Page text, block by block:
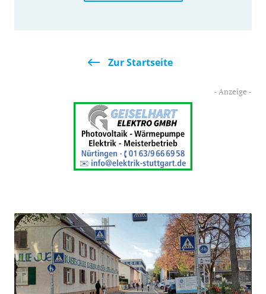
Zur Startseite